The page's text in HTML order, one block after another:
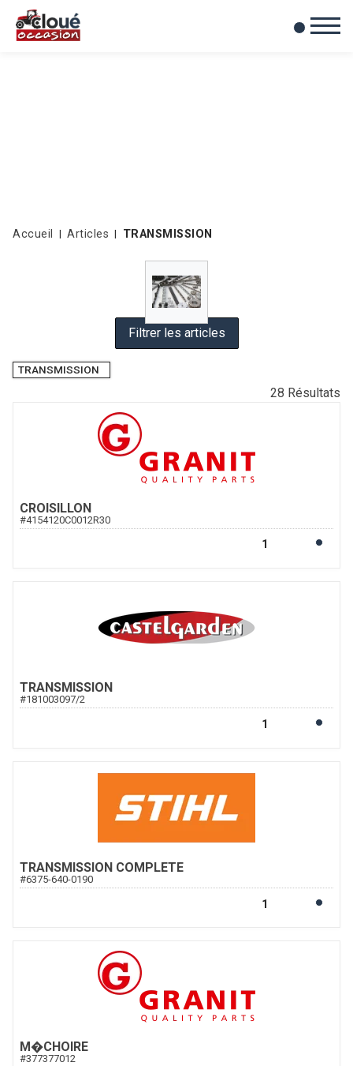
Mes favoris
0
Accueil Articles TRANSMISSION
Filtrer les articles
TRANSMISSION
28 Résultats
CROISILLON
#4154120C0012R30
TRANSMISSION
#181003097/2
TRANSMISSION COMPLETE
#6375-640-0190
M�CHOIRE
#377377012